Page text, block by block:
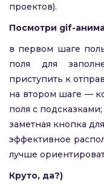
проектов).
Посмотри gif-
в первом шаге
поля для
приступить к
на втором шаге —
поля с подсказками;
заметная кнопка
эффективное
лучше
Круто, да?)